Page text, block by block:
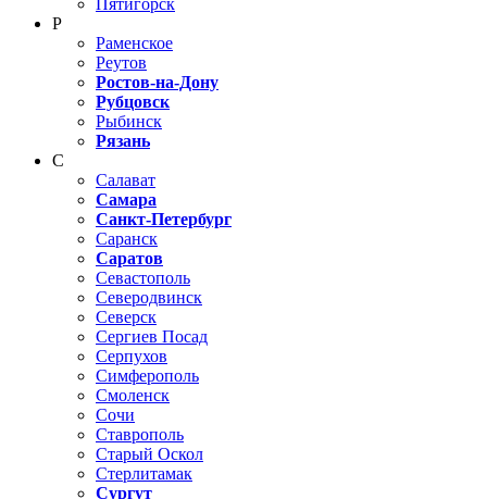
Пятигорск
Р
Раменское
Реутов
Ростов-на-Дону
Рубцовск
Рыбинск
Рязань
С
Салават
Самара
Санкт-Петербург
Саранск
Саратов
Севастополь
Северодвинск
Северск
Сергиев Посад
Серпухов
Симферополь
Смоленск
Сочи
Ставрополь
Старый Оскол
Стерлитамак
Сургут